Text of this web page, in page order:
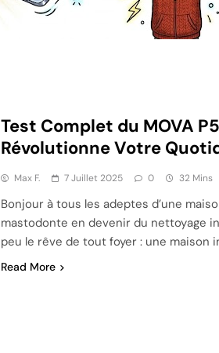
Test Complet du MOVA
Révolutionne Votre
Max F. 7 Juillet 2025 0 32 Mins
Bonjour à tous les adeptes d’une
mastodonte en devenir du nettoyage
peu le rêve de tout foyer : une maison
Read More